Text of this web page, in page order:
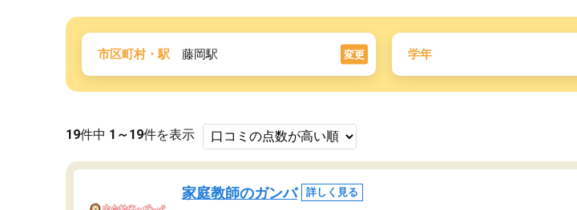
市区町村・駅 藤岡駅 変更 学年
19件中 1～19件を表示
家庭教師のガンバ 詳しく見る